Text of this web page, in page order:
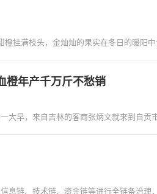
挂满枝头，金灿灿的果实在冬日的暖阳
橙年产千万斤不愁销
早，来自吉林的客商张炳文就来到自贡
息链、技术链、资金链等进行全链条治理